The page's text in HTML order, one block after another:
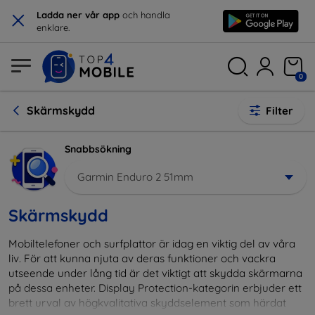
× Ladda ner vår app och handla
enklare.
0
Skärmskydd Filter
Snabbsökning
Garmin Enduro 2 51mm
Skärmskydd
Mobiltelefoner och surfplattor är idag en viktig del av våra
liv. För att kunna njuta av deras funktioner och vackra
utseende under lång tid är det viktigt att skydda skärmarna
på dessa enheter. Display Protection-kategorin erbjuder ett
brett urval av högkvalitativa skyddselement som härdat